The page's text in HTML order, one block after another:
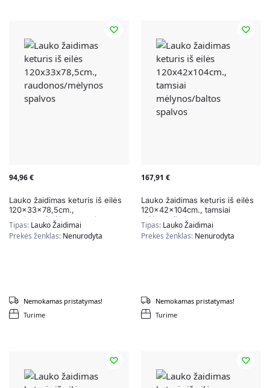
94,96€
Lauko žaidimas keturis iš eilės
120x33x78,5cm.,
raudonos/mėlynos spalvos
Tipas: Lauko Žaidimai
Prekės ženklas: Nenurodyta
Turime
Nemokamas pristatymas!
167,91 €
Lauko žaidimas keturis iš eilės
120x42x104cm., tamsiai
mėlynos/baltos spalvos
Tipas: Lauko Žaidimai
Prekės ženklas: Nenurodyta
Turime
Nemokamas pristatymas!